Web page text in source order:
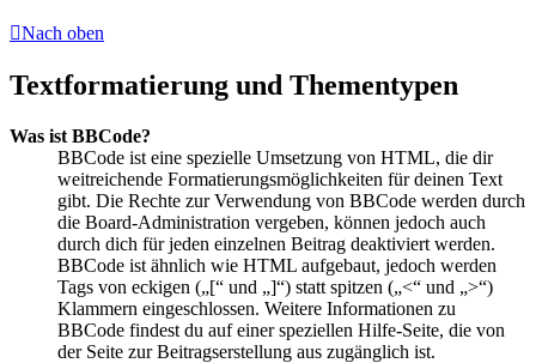
Nach oben
Textformatierung und Thementypen
Was ist BBCode?
BBCode ist eine spezielle Umsetzung von HTML, die dir
weitreichende Formatierungsmöglichkeiten für deinen Text
gibt. Die Rechte zur Verwendung von BBCode werden durch
die Board-Administration vergeben, können jedoch auch
durch dich für jeden einzelnen Beitrag deaktiviert werden.
BBCode ist ähnlich wie HTML aufgebaut, jedoch werden
Tags von eckigen („[“ und „]“) statt spitzen („<“ und „>“)
Klammern eingeschlossen. Weitere Informationen zu
BBCode findest du auf einer speziellen Hilfe-Seite, die von
der Seite zur Beitragserstellung aus zugänglich ist.